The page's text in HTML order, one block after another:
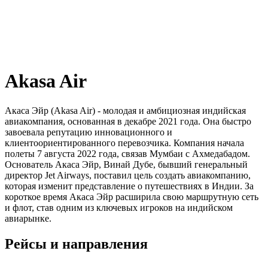
Akasa Air
Акаса Эйр (Akasa Air) - молодая и амбициозная индийская
авиакомпания, основанная в декабре 2021 года. Она быстро
завоевала репутацию инновационного и
клиентоориентированного перевозчика. Компания начала
полеты 7 августа 2022 года, связав Мумбаи с Ахмедабадом.
Основатель Акаса Эйр, Винай Дубе, бывший генеральный
директор Jet Airways, поставил цель создать авиакомпанию,
которая изменит представление о путешествиях в Индии. За
короткое время Акаса Эйр расширила свою маршрутную сеть
и флот, став одним из ключевых игроков на индийском
авиарынке.
Рейсы и направления